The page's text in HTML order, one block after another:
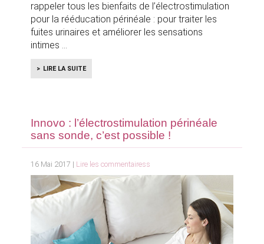
rappeler tous les bienfaits de l’électrostimulation
pour la rééducation périnéale : pour traiter les
fuites urinaires et améliorer les sensations
intimes
LIRE LA SUITE
Innovo : l’électrostimulation périnéale
sans sonde, c’est possible !
16 Mai 2017 | Lire les commentairess